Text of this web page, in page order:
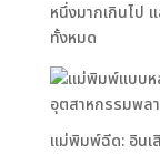
หนึ่งมากเกินไป
ทั้งหมด
แม่พิมพ์ฉีด: อินเ